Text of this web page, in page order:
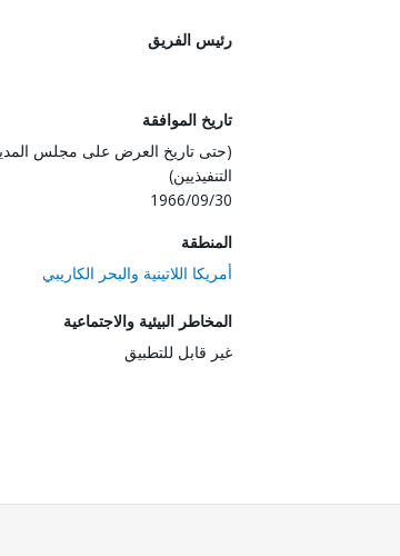
رئيس الفريق
تاريخ الموافقة
(حتى تاريخ العرض على مجلس
التنفيذيين)
1966/09/30
المنطقة
أمريكا اللاتينية والبحر الكاريبي
المخاطر البيئية والاجتماعية
غير قابل للتطبيق